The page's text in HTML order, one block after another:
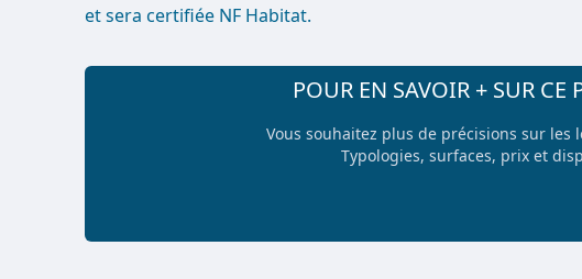
et sera certifiée NF Habitat.
POUR EN SAVOIR + SUR CE
Vous souhaitez plus de précisions sur les
Typologies, surfaces, prix et